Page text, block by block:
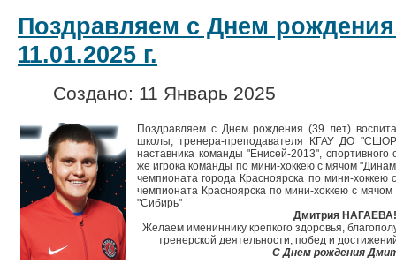
Поздравляем с Днем
11.01.2025 г.
Создано: 11 Январь 2025
Поздравляем с Днем рождения (39 лет)
школы, тренера-преподавателя КГАУ ДО
наставника команды "Енисей-2013",
жеигрока команды по мини-хоккею с мячом
чемпионата города Красноярска по мини-
чемпионата Красноярска по мини-хоккею с
"Сибирь"
Дмитрия НАГАЕВА!
Желаем имениннику крепкого здоровья,
тренерской деятельности, побед и
С Днем рождения